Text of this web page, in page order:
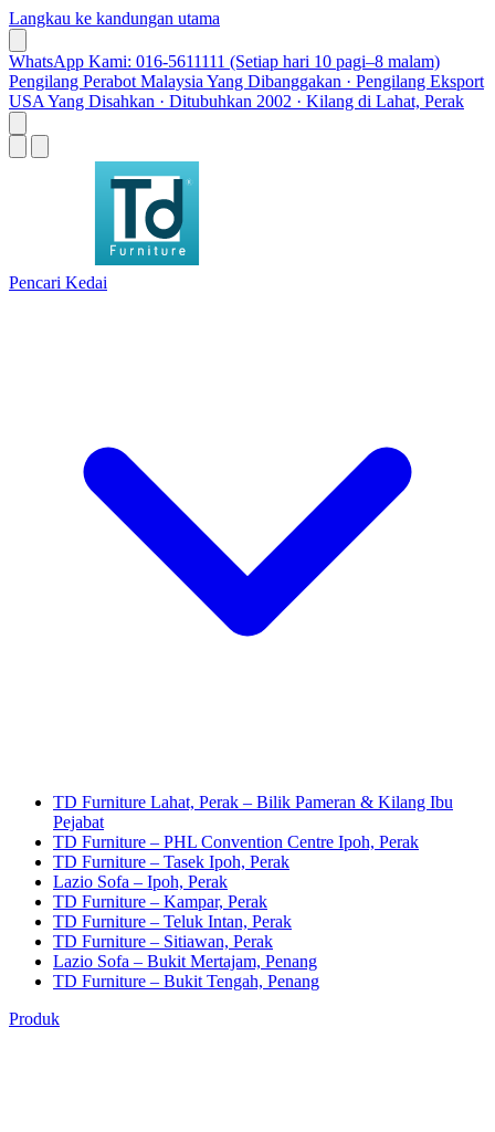
Langkau ke kandungan utama
WhatsApp Kami: 016-5611111 (Setiap hari 10 pagi–8 malam)
Pengilang Perabot Malaysia Yang Dibanggakan · Pengilang Eksport
USA Yang Disahkan · Ditubuhkan 2002 · Kilang di Lahat, Perak
Pencari Kedai
TD Furniture Lahat, Perak – Bilik Pameran & Kilang Ibu
Pejabat
TD Furniture – PHL Convention Centre Ipoh, Perak
TD Furniture – Tasek Ipoh, Perak
Lazio Sofa – Ipoh, Perak
TD Furniture – Kampar, Perak
TD Furniture – Teluk Intan, Perak
TD Furniture – Sitiawan, Perak
Lazio Sofa – Bukit Mertajam, Penang
TD Furniture – Bukit Tengah, Penang
Produk